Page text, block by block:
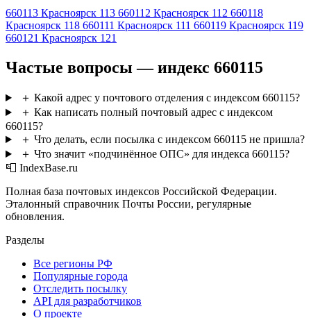
660113 Красноярск 113 660112 Красноярск 112 660118
Красноярск 118 660111 Красноярск 111 660119 Красноярск 119
660121 Красноярск 121
Частые вопросы — индекс 660115
＋ Какой адрес у почтового отделения с индексом 660115?
＋ Как написать полный почтовый адрес с индексом
660115?
＋ Что делать, если посылка с индексом 660115 не пришла?
＋ Что значит «подчинённое ОПС» для индекса 660115?
📮 IndexBase.ru
Полная база почтовых индексов Российской Федерации.
Эталонный справочник Почты России, регулярные
обновления.
Разделы
Все регионы РФ
Популярные города
Отследить посылку
API для разработчиков
О проекте